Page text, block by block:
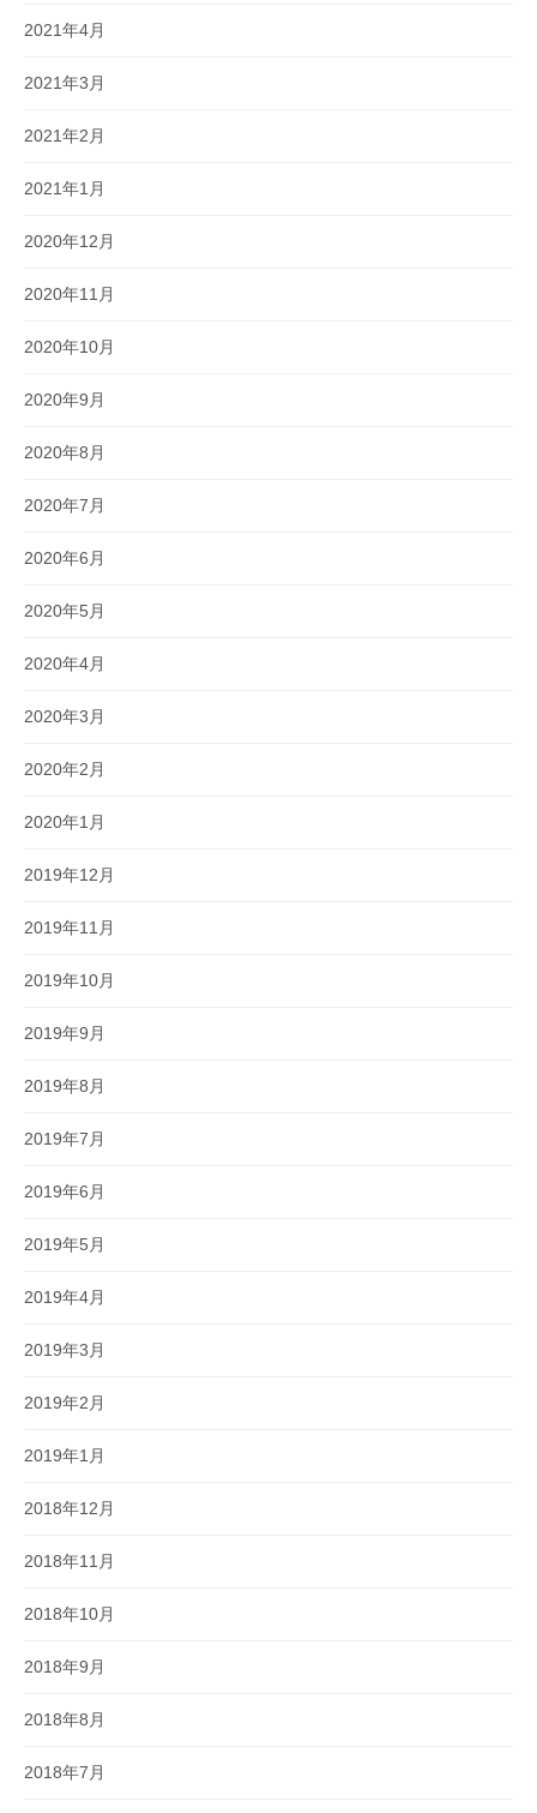
2021年4月
2021年3月
2021年2月
2021年1月
2020年12月
2020年11月
2020年10月
2020年9月
2020年8月
2020年7月
2020年6月
2020年5月
2020年4月
2020年3月
2020年2月
2020年1月
2019年12月
2019年11月
2019年10月
2019年9月
2019年8月
2019年7月
2019年6月
2019年5月
2019年4月
2019年3月
2019年2月
2019年1月
2018年12月
2018年11月
2018年10月
2018年9月
2018年8月
2018年7月